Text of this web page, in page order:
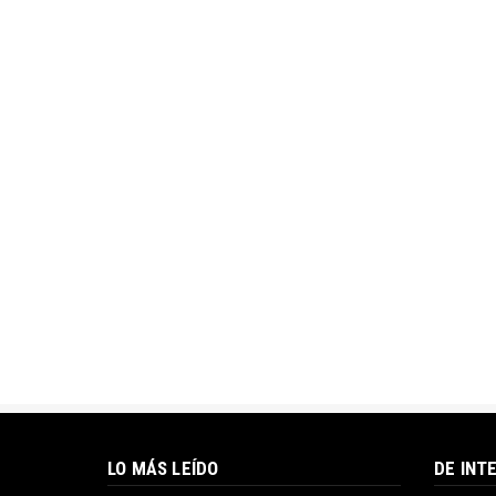
LO MÁS LEÍDO DE